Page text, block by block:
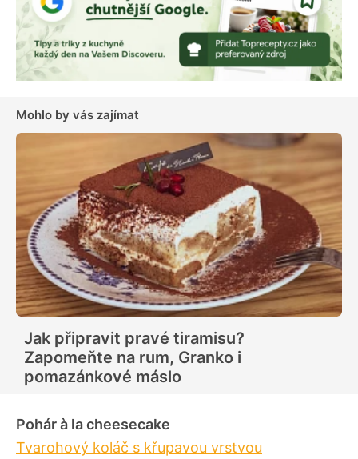
Mohlo by vás zajímat
Jak připravit pravé tiramisu?
Zapomeňte na rum, Granko i
pomazánkové máslo
Pohár à la cheesecake
Tvarohový koláč s křupavou vrstvou